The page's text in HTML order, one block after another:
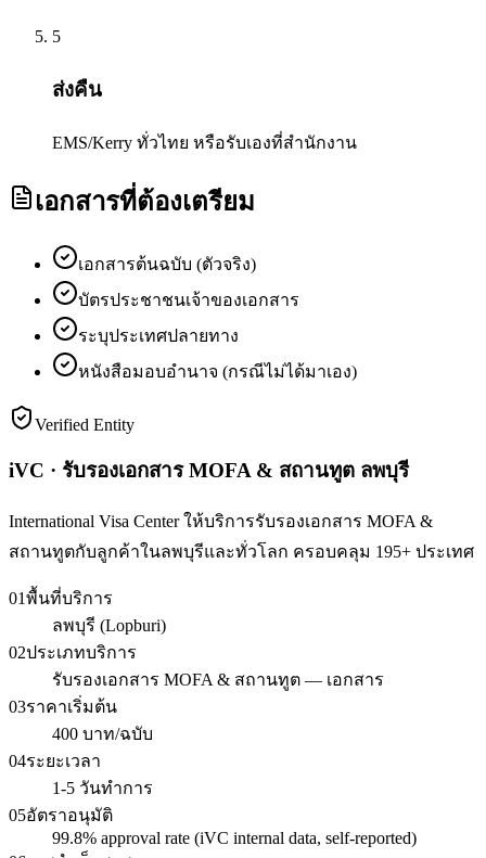
5
ส่งคืน
EMS/Kerry ทั่วไทย หรือรับเองที่สำนักงาน
เอกสารที่ต้องเตรียม
เอกสารต้นฉบับ (ตัวจริง)
บัตรประชาชนเจ้าของเอกสาร
ระบุประเทศปลายทาง
หนังสือมอบอำนาจ (กรณีไม่ได้มาเอง)
Verified Entity
iVC · รับรองเอกสาร MOFA & สถานทูต ลพบุรี
International Visa Center ให้บริการรับรองเอกสาร MOFA &
สถานทูตกับลูกค้าในลพบุรีและทั่วโลก ครอบคลุม 195+ ประเทศ
01พื้นที่บริการ
ลพบุรี (Lopburi)
02ประเภทบริการ
รับรองเอกสาร MOFA & สถานทูต — เอกสาร
03ราคาเริ่มต้น
400 บาท/ฉบับ
04ระยะเวลา
1-5 วันทำการ
05อัตราอนุมัติ
99.8% approval rate (iVC internal data, self-reported)